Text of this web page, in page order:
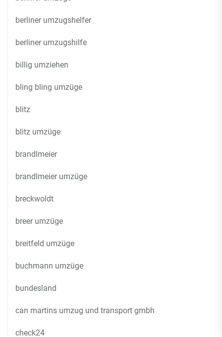
berliner umzugshelfer
berliner umzugshilfe
billig umziehen
bling bling umzüge
blitz
blitz umzüge
brandlmeier
brandlmeier umzüge
breckwoldt
breer umzüge
breitfeld umzüge
buchmann umzüge
bundesland
can martins umzug und transport gmbh
check24